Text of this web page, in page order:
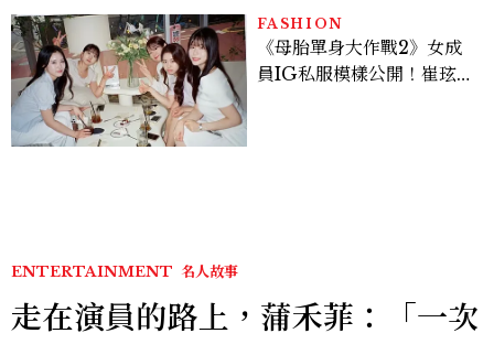
FASHION
《母胎單身大作戰2》女成
員IG私服模樣公開！崔玹諝
ENTERTAINMENT 名人故事
走在演員的路上，蒲禾菲：「一次